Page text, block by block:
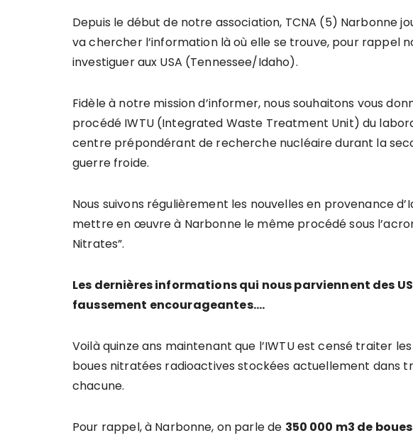
Depuis le début de notre association, TCNA (5) Narbonne
va chercher l’information là où elle se trouve, pour rappel
investiguer aux USA (Tennessee/Idaho).
Fidèle à notre mission d’informer, nous souhaitons vous
procédé IWTU (Integrated Waste Treatment Unit) du
centre prépondérant de recherche nucléaire durant la
guerre froide.
Nous suivons régulièrement les nouvelles en provenance
mettre en œuvre à Narbonne le même procédé sous
Nitrates”.
Les dernières informations qui nous parviennent des
faussement encourageantes….
Voilà quinze ans maintenant que l’IWTU est censé traiter
boues nitratées radioactives stockées actuellement dans
chacune.
Pour rappel, à Narbonne, on parle de 350 000 m3 de